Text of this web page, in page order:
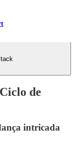
de
intricada